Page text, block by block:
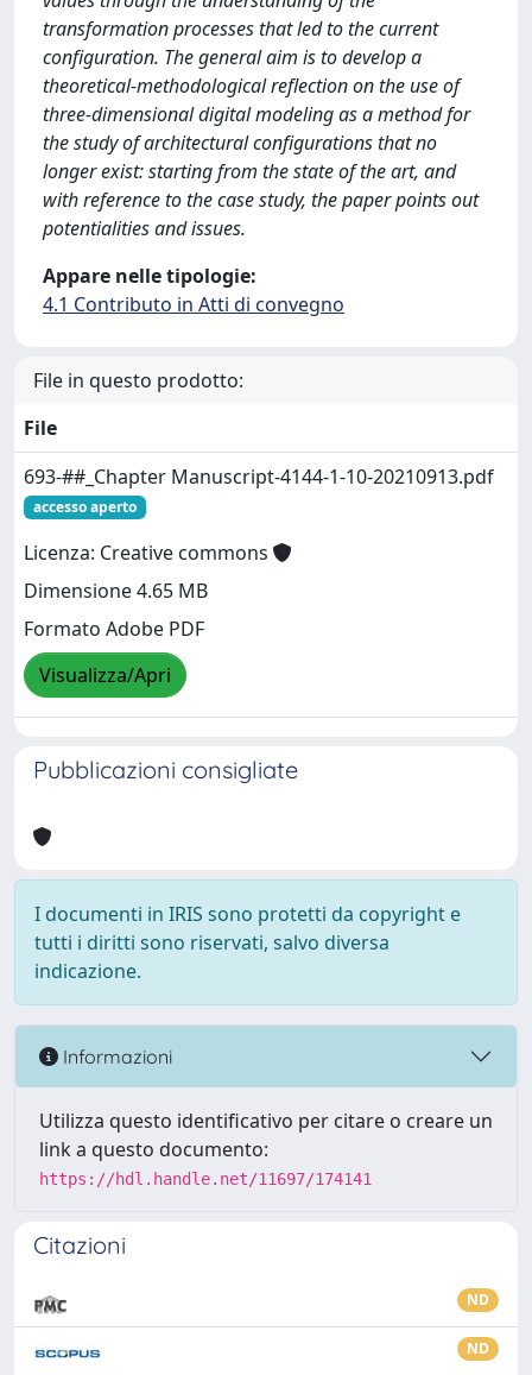
transformation processes that led to the current
configuration. The general aim is to develop a
theoretical-methodological reflection on the use of
three-dimensional digital modeling as a method for
the study of architectural configurations that no
longer exist: starting from the state of the art, and
with reference to the case study, the paper points out
potentialities and issues.
Appare nelle tipologie:
4.1 Contributo in Atti di convegno
File in questo prodotto:
File
693-##_Chapter Manuscript-4144-1-10-20210913.pdf
accesso aperto
Licenza: Creative commons
Dimensione 4.65 MB
Formato Adobe PDF
Visualizza/Apri
Pubblicazioni consigliate
I documenti in IRIS sono protetti da copyright e
tutti i diritti sono riservati, salvo diversa
indicazione.
Informazioni
Utilizza questo identificativo per citare o creare un
link a questo documento:
https://hdl.handle.net/11697/174141
Citazioni
ND
ND